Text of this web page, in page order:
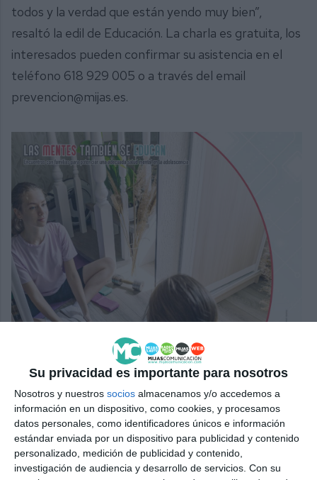
Su privacidad es importante para nosotros
Nosotros y nuestros socios almacenamos y/o accedemos a
información en un dispositivo, como cookies, y procesamos
datos personales, como identificadores únicos e información
estándar enviada por un dispositivo para publicidad y contenido
personalizado, medición de publicidad y contenido,
investigación de audiencia y desarrollo de servicios. Con su
todos y la verdad que están yendo muy bien”,
resaltó la edil de Educación. La charla es gratuita, los
interesados pueden confirmar su asistencia en el
teléfono 618 929 005 o a través del email
prevencion@mijas.es.